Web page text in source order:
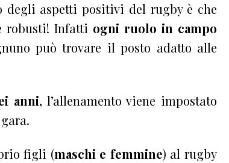
degli aspetti positivi del rugby è che
robusti! Infatti ogni ruolo in campo
può trovare il posto adatto alle
anni, l’allenamento viene impostato
figli (maschi e femmine) al rugby